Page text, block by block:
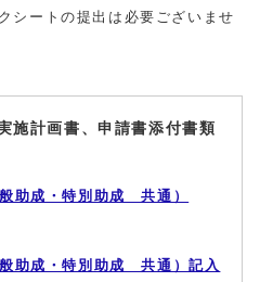
シートの提出は必要ございませ
施計画書、申請書添付書類
助成・特別助成 共通）
助成・特別助成 共通）記入